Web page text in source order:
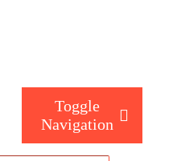
Toggle
Navigation